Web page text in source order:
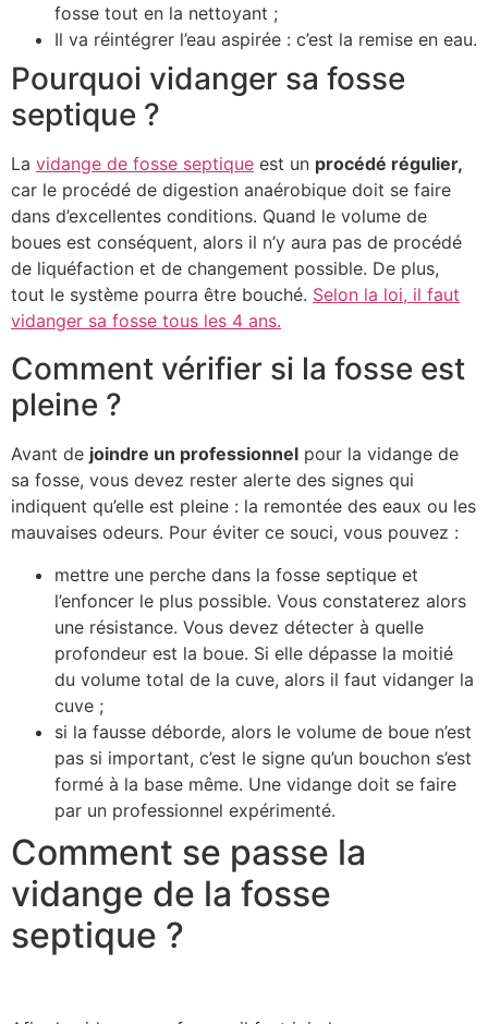
fosse tout en la nettoyant ;
Il va réintégrer l’eau aspirée : c’est la remise en eau.
Pourquoi vidanger sa fosse
septique ?
La vidange de fosse septique est un procédé régulier,
car le procédé de digestion anaérobique doit se faire
dans d’excellentes conditions. Quand le volume de
boues est conséquent, alors il n’y aura pas de procédé
de liquéfaction et de changement possible. De plus,
tout le système pourra être bouché. Selon la loi, il faut
vidanger sa fosse tous les 4 ans.
Comment vérifier si la fosse est
pleine ?
Avant de joindre un professionnel pour la vidange de
sa fosse, vous devez rester alerte des signes qui
indiquent qu’elle est pleine : la remontée des eaux ou les
mauvaises odeurs. Pour éviter ce souci, vous pouvez :
mettre une perche dans la fosse septique et
l’enfoncer le plus possible. Vous constaterez alors
une résistance. Vous devez détecter à quelle
profondeur est la boue. Si elle dépasse la moitié
du volume total de la cuve, alors il faut vidanger la
cuve ;
si la fausse déborde, alors le volume de boue n’est
pas si important, c’est le signe qu’un bouchon s’est
formé à la base même. Une vidange doit se faire
par un professionnel expérimenté.
Comment se passe la
vidange de la fosse
septique ?